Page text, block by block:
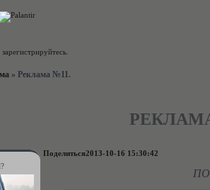
зарегистрируйтесь.
» Реклама №11.
Поделиться2013-10-16 15:30:42